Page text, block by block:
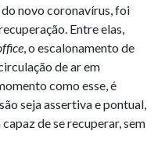
novo coronavírus, foi
Entre elas,
, o escalonamento de
de ar em
como esse, é
seja assertiva e pontual,
de se recuperar, sem